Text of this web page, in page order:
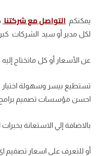
يمكنكم التواصل مع شركتنا
لكل مدير أو سيد الشركات
عن الأسعار أو كل ماتحَتاج
تستطيع بيسر وسهولة
احسن مؤسسات تصميم برامج
بالاضافة إلي الاستعانة بخبرات
أو للتعرف على اسعار تصمَيم